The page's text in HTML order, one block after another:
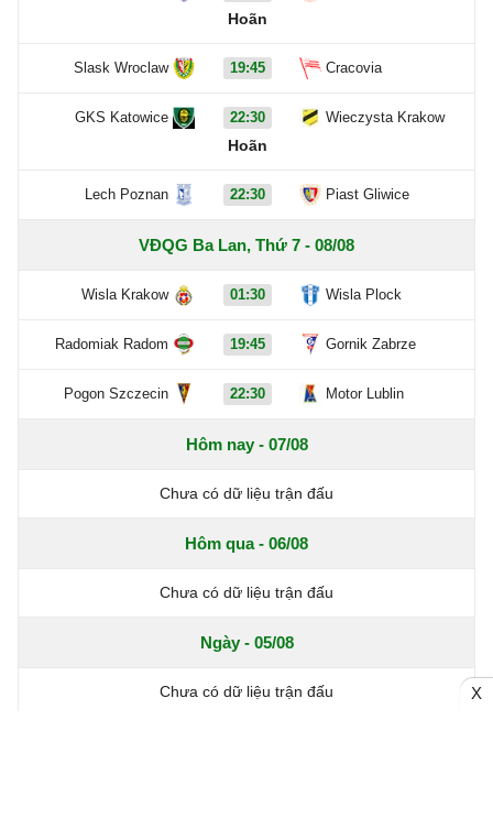
Hoãn
Slask Wroclaw 19:45 Cracovia
GKS Katowice 22:30
Hoãn
Wieczysta Krakow
Lech Poznan 22:30 Piast Gliwice
VĐQG Ba Lan, Thứ 7 - 08/08
Wisla Krakow 01:30 Wisla Plock
Radomiak Radom 19:45 Gornik Zabrze
Pogon Szczecin 22:30 Motor Lublin
Hôm nay - 07/08
Chưa có dữ liệu trận đấu
Hôm qua - 06/08
Chưa có dữ liệu trận đấu
Ngày - 05/08
Chưa có dữ liệu trận đấu X